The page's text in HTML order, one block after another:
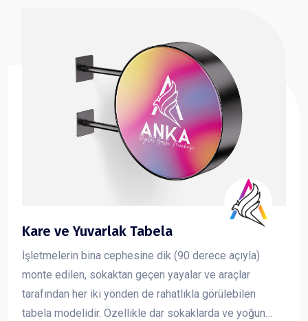
Kare ve Yuvarlak Tabela
İşletmelerin bina cephesine dik (90 derece açıyla)
monte edilen, sokaktan geçen yayalar ve araçlar
tarafından her iki yönden de rahatlıkla görülebilen
tabela modelidir. Özellikle dar sokaklarda ve yoğun